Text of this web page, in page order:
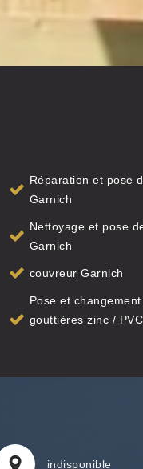
Réparation et pose
Garnich
Nettoyage et pose
Garnich
couvreur Garnich
Pose et
gouttières zinc /
indisponible